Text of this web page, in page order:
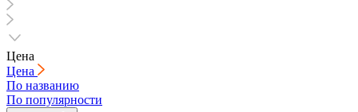
Цена
Цена
По названию
По популярности